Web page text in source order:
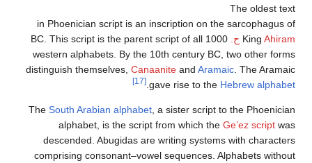
The oldest text
in Phoenician script is an inscription on the sarcophagus of
King Ahiram ح.
1000 BC. This script is the parent script of all
western alphabets. By the 10th century BC, two other forms
distinguish themselves, Canaanite and Aramaic . The Aramaic
gave rise to the Hebrew alphabet
[17]
The South Arabian alphabet , a sister script to the Phoenician
alphabet, is the script from which the Geʽez script was
descended. Abugidas are writing systems with characters
comprising consonant–vowel sequences. Alphabets without